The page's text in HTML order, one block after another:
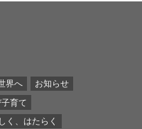
界へ
お知らせ
育て
く、はたらく